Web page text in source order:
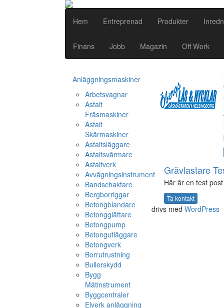
Hem Entreprenad Produkter
Finans Jobb Magazin Off Work
Anläggningsmaskiner
Arbetsvagnar
Asfalt
Fräsmaskiner
Asfalt
Skärmaskiner
Asfaltsläggare
Asfaltsvärmare
Asfaltverk
Avvägningsinstrument
Bandschaktare
Bergborriggar
Betongblandare
Betongglättare
Betongpump
Betongutläggare
Betongverk
Borrutrustning
Bullerskydd
Bygg
Mätinstrument
Byggcentraler
Elverk anläggning
Grävlastare
Här är en test
Ta kontakt
drivs med WordPress